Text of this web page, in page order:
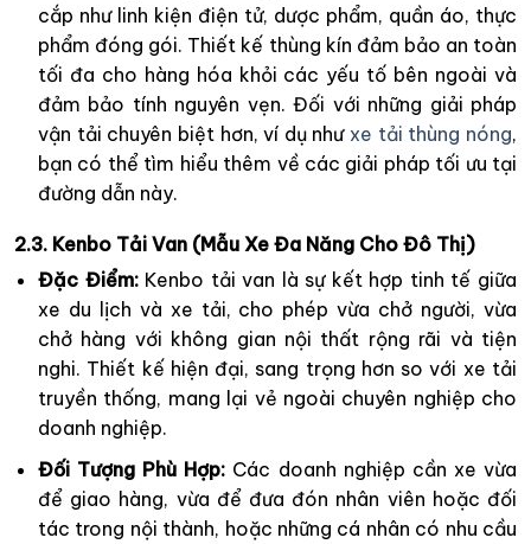
cắp như linh kiện điện tử, dược phẩm, quần áo, thực
phẩm đóng gói. Thiết kế thùng kín đảm bảo an toàn
tối đa cho hàng hóa khỏi các yếu tố bên ngoài và
đảm bảo tính nguyên vẹn. Đối với những giải pháp
vận tải chuyên biệt hơn, ví dụ như xe tải thùng nóng,
bạn có thể tìm hiểu thêm về các giải pháp tối ưu tại
đường dẫn này.
2.3. Kenbo Tải Van (Mẫu Xe Đa Năng Cho Đô Thị)
Đặc Điểm:Kenbo tải van là sự kết hợp tinh tế giữa
xe du lịch và xe tải, cho phép vừa chở người, vừa
chở hàng với không gian nội thất rộng rãi và tiện
nghi. Thiết kế hiện đại, sang trọng hơn so với xe tải
truyền thống, mang lại vẻ ngoài chuyên nghiệp cho
doanh nghiệp.
Đối Tượng Phù Hợp: Các doanh nghiệp cần xe vừa
để giao hàng, vừa để đưa đón nhân viên hoặc đối
tác trong nội thành, hoặc những cá nhân có nhu cầu